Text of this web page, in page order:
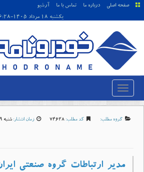
صفحه اصلی درباره ما تماس با ما
آرشیو
يکشنبه 18 مرداد 1405-6:28 شمسی /8/9/2026 6:28:06 AM
گروه مطلب: کد مطلب: 74628 زمان انتشار: شنبه 9 خرداد 1405-21:30
مدیر ارتباطات گروه صنعتی